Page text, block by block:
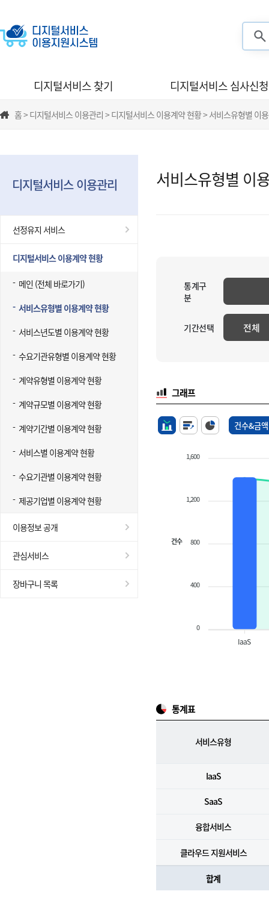
디지털서비스 찾기 디지털서비스 심사신청
홈 > 디지털서비스 이용관리 > 디지털서비스 이용계약 현황 > 서비스유형별 이
디지털서비스 이용관리
선정유지 서비스
디지털서비스 이용계약 현황
메인 (전체 바로가기)
서비스유형별 이용계약 현황
서비스년도별 이용계약 현황
수요기관유형별 이용계약 현황
계약유형별 이용계약 현황
계약규모별 이용계약 현황
계약기간별 이용계약 현황
서비스별 이용계약 현황
수요기관별 이용계약 현황
제공기업별 이용계약 현황
이용정보 공개
관심서비스
장바구니 목록
서비스유형별 이
통계구
분
기간선택 전체
그래프
건수&금액
1,600
1,200
800
400
0
건수
IaaS
통계표
서비스유형
IaaS
SaaS
융합서비스
클라우드 지원서비스
합계